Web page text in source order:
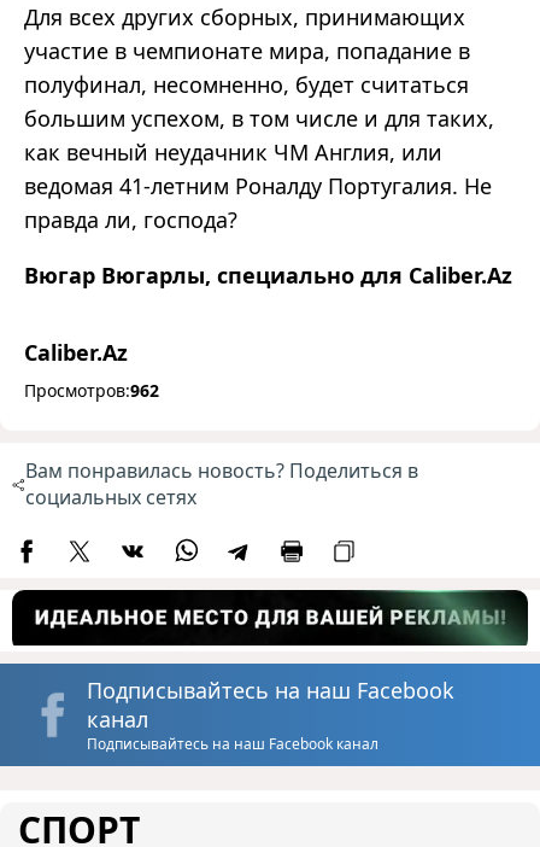
Для всех других сборных, принимающих
участие в чемпионате мира, попадание в
полуфинал, несомненно, будет считаться
большим успехом, в том числе и для таких,
как вечный неудачник ЧМ Англия, или
ведомая 41-летним Роналду Португалия. Не
правда ли, господа?
Вюгар Вюгарлы, специально для Caliber.Az
Caliber.Az
Просмотров:962
Вам понравилась новость? Поделиться в
социальных сетях
Подписывайтесь на наш Facebook
канал
Подписывайтесь на наш Facebook канал
СПОРТ